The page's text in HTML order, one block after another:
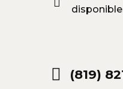
(819)